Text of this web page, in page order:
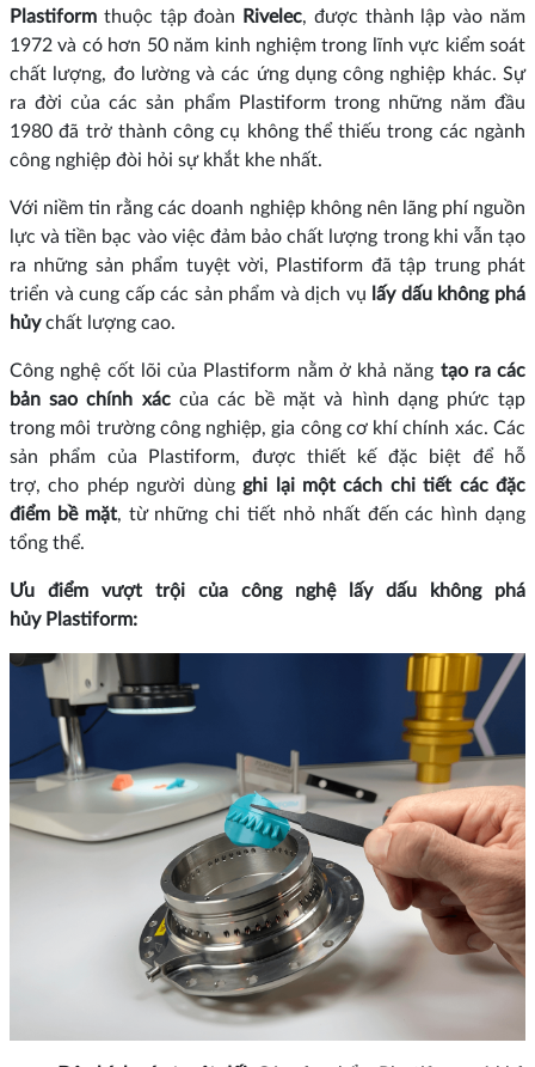
Plastiform thuộc tập đoàn Rivelec, được thành lập vào năm
1972 và có hơn 50 năm kinh nghiệm trong lĩnh vực kiểm soát
chất lượng, đo lường và các ứng dụng công nghiệp khác. Sự
ra đời của các sản phẩm Plastiform trong những năm đầu
1980 đã trở thành công cụ không thể thiếu trong các ngành
công nghiệp đòi hỏi sự khắt khe nhất.
Với niềm tin rằng các doanh nghiệp không nên lãng phí nguồn
lực và tiền bạc vào việc đảm bảo chất lượng trong khi vẫn tạo
ra những sản phẩm tuyệt vời, Plastiform đã tập trung phát
triển và cung cấp các sản phẩm và dịch vụ lấy dấu không phá
hủychất lượng cao.
Công nghệ cốt lõi của Plastiform nằm ở khả năng tạo ra các
bản sao chính xáccủa các bề mặt và hình dạng phức tạp
trong môi trường công nghiệp, gia công cơ khí chính xác. Các
sản phẩm của Plastiform, được thiết kế đặc biệt để hỗ
trợ, cho phép người dùngghi lại một cách chi tiết các đặc
điểm bề mặt, từ những chi tiết nhỏ nhất đến các hình dạng
tổng thể.
Ưu điểm vượt trội của công nghệ lấy dấu không phá
hủy Plastiform: